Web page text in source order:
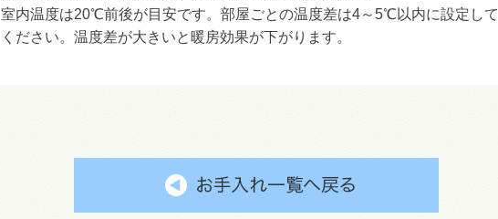
室内温度は20℃前後が目安です。部屋ごとの温度差は4～5℃以内に設定して
ください。温度差が大きいと暖房効果が下がります。